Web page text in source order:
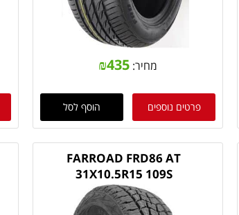
מחיר: ₪435
פרטים נוספים הוסף לסל
FARROAD FRD86 AT
31X10.5R15 109S